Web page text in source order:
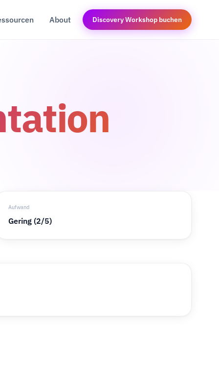
About Discovery Workshop buchen
Aufwand
Gering (2/5)